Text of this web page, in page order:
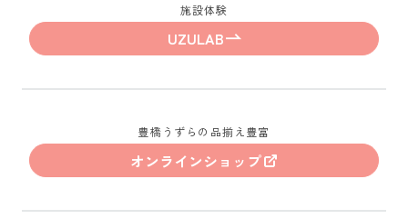
施設体験
UZULAB
豊橋うずらの品揃え豊富
オンラインショップ